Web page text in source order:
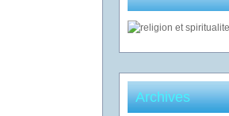
Archives